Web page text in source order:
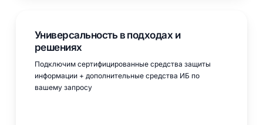
Универсальность в подходах и
решениях
Подключим сертифицированные средства защиты
информации + дополнительные средства ИБ по
вашему запросу